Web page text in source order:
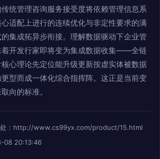
统管理咨询服务接受度将依赖管理信息系
适配上进行的连续优化与非定性要求的满
集成拓异步衔接。理解数据驱动下企业管
着开发行家即将变为集成数据收集——全链
心理论先定位能升级更新按虚实体被数据
型而成一体化综合指挥阵。这正是当前变
向的标准。
处：http://www.cs99yx.com/product/15.html
08 20:13:46